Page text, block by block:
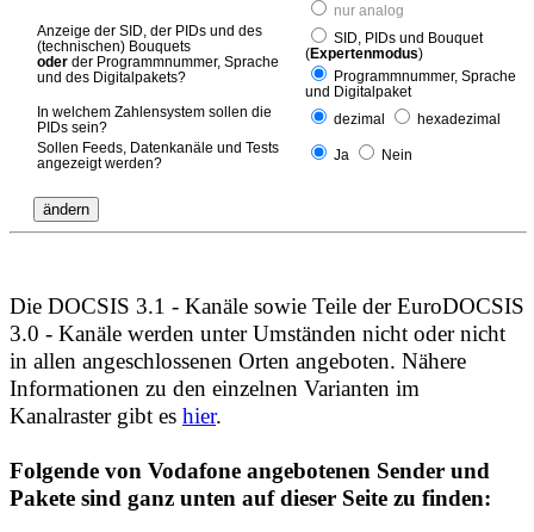
nur analog
Anzeige der SID, der PIDs und des
(technischen) Bouquets
oder der Programmnummer, Sprache
und des Digitalpakets?
SID, PIDs und Bouquet
(Expertenmodus)
Programmnummer, Sprache
und Digitalpaket
In welchem Zahlensystem sollen die
PIDs sein?
dezimal
hexadezimal
Sollen Feeds, Datenkanäle und Tests
angezeigt werden?
Ja Nein
Die DOCSIS 3.1 - Kanäle sowie Teile der EuroDOCSIS
3.0 - Kanäle werden unter Umständen nicht oder nicht
in allen angeschlossenen Orten angeboten. Nähere
Informationen zu den einzelnen Varianten im
Kanalraster gibt es hier.
Folgende von Vodafone angebotenen Sender und
Pakete sind ganz unten auf dieser Seite zu finden: